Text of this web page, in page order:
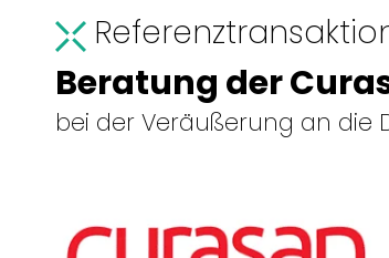
Beratung der
bei der Veräußerung an die